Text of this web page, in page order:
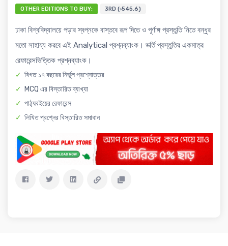
OTHER EDITIONS TO BUY: 3RD (৳545.6)
ঢাকা বিশ্ববিদ্যালয়ে পড়ার স্বপ্নকে বাস্তবে রূপ দিতে ও পূর্ণাঙ্গ প্রস্তুতি নিতে বন্ধুর
মতো সাহায্য করবে এই Analytical প্রশ্নব্যাংক। ভর্তি প্রস্তুতির একমাত্র
রেফারেন্সভিত্তিক প্রশ্নব্যাংক।
বিগত ১৭ বছরের নির্ভুল প্রশ্নোত্তর
MCQ এর বিস্তারিত ব্যাখ্যা
পাঠ্যবইয়ের রেফারেন্স
লিখিত প্রশ্নের বিস্তারিত সমাধান